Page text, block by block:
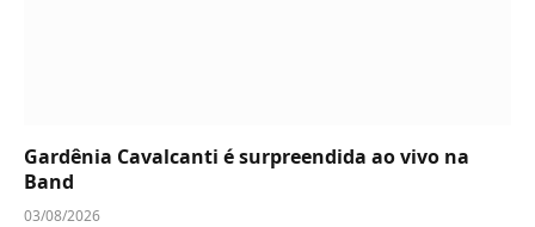
Gardênia Cavalcanti é surpreendida ao vivo na
Band
03/08/2026